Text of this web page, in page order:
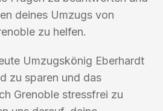
deines Umzugs von
zu helfen.
Umzugskönig Eberhardt
zu sparen und das
Grenoble stressfrei zu